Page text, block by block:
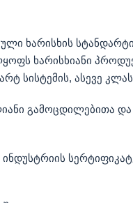
ხარისხის
ხარისხიანი
სისტემის, ასევე
გამოცდილებითა და